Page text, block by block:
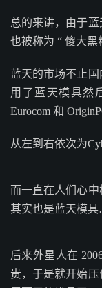
总的来讲，由于
也被称为 “ 傻大黑
蓝天的市场不止
用了蓝天模具然
Eurocom 和
从左到右依次为
而一直在人们心
其实也是蓝天模
后来外星人在
贵，于是就开始